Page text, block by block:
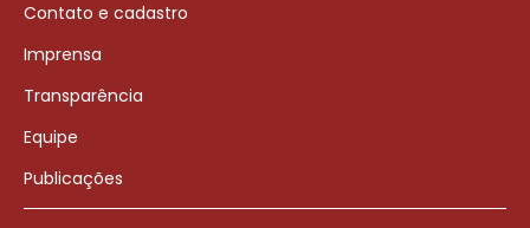
Contato e cadastro
Imprensa
Transparência
Equipe
Publicações